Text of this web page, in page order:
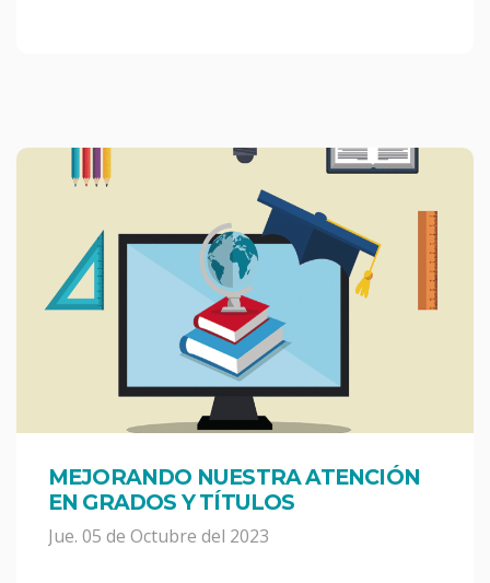
MEJORANDO NUESTRA ATENCIÓN
EN GRADOS Y TÍTULOS
Jue. 05 de Octubre del 2023